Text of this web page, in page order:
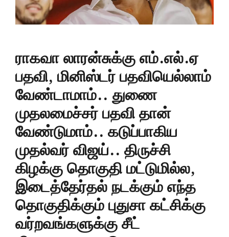
ராகவா லாரன்சுக்கு எம்.எல்.ஏ
பதவி, மினிஸ்டர் பதவியெல்லாம்
வேண்டாமாம்.. துணை
முதலமைச்சர் பதவி தான்
வேண்டுமாம்.. கடுப்பாகிய
முதல்வர் விஜய்.. திருச்சி
கிழக்கு தொகுதி மட்டுமில்ல,
இடைத்தேர்தல் நடக்கும் எந்த
தொகுதிக்கும் புதுசா கட்சிக்கு
வர்றவங்களுக்கு சீட்